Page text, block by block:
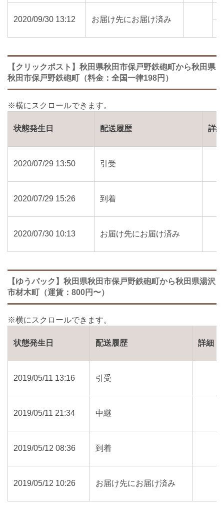
2020/09/30 13:12 お届け先にお届け済み
【クリックポスト】秋田県秋田市保戸野鉄砲町から秋田県
秋田市保戸野鉄砲町（料金：全国一律198円）
状態発生日 配送履歴 詳細
2020/07/29 13:50 引受
2020/07/29 15:26 到着
2020/07/30 10:13 お届け先にお届け済み
【ゆうパック】秋田県秋田市保戸野鉄砲町から秋田県湯沢
市材木町（運賃：800円〜）
状態発生日 配送履歴 詳細
2019/05/11 13:16 引受
2019/05/11 21:34 中継
2019/05/12 08:36 到着
2019/05/12 10:26 お届け先にお届け済み